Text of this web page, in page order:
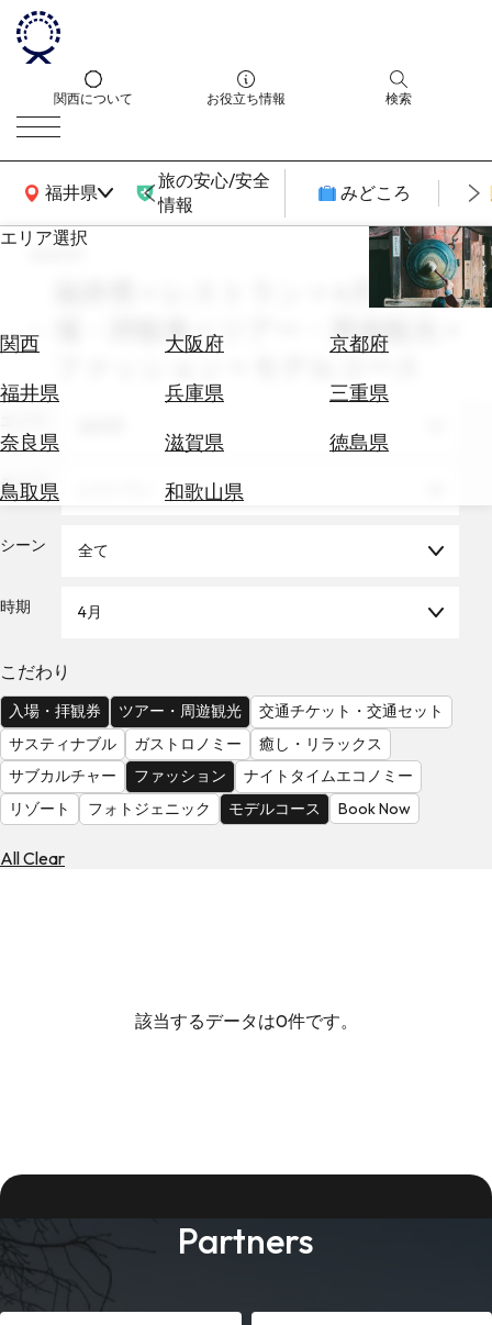
関西について お役立ち情報 検索
福井県
関西広域MAP
旅の安心/安全
情報
みどころ
エリア選択
関西 大阪府
京都府
福井県
兵庫県
三重県
奈良県
滋賀県
徳島県
鳥取県
和歌山県
エ
券
テ
を
を
見
る
search
福井県 × レストラン × 4月 × 入
場・拝観券 × ツアー・周遊観光 ×
テーマ
シーン 全て
時期 4月
こだわり
入場・拝観券 ツアー・周遊観光
交通チケット・交通セット
サスティナブル
ガストロノミー
癒し・リラックス
サブカルチャー
ファッション
ナイトタイムエコノミー
リゾート
フォトジェニック モデルコース Book Now
All Clear
該当するデータは0件です。
Partners